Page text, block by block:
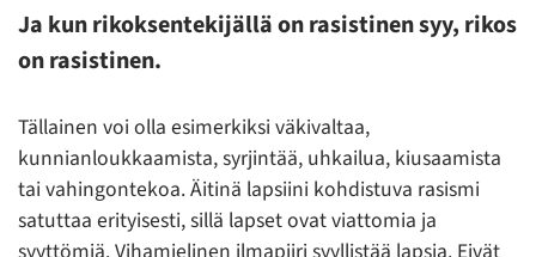
Ja kun rikoksentekijällä on rasistinen syy, rikos
on rasistinen.
Tällainen voi olla esimerkiksi väkivaltaa,
kunnianloukkaamista, syrjintää, uhkailua, kiusaamista
tai vahingontekoa. Äitinä lapsiini kohdistuva rasismi
satuttaa erityisesti, sillä lapset ovat viattomia ja